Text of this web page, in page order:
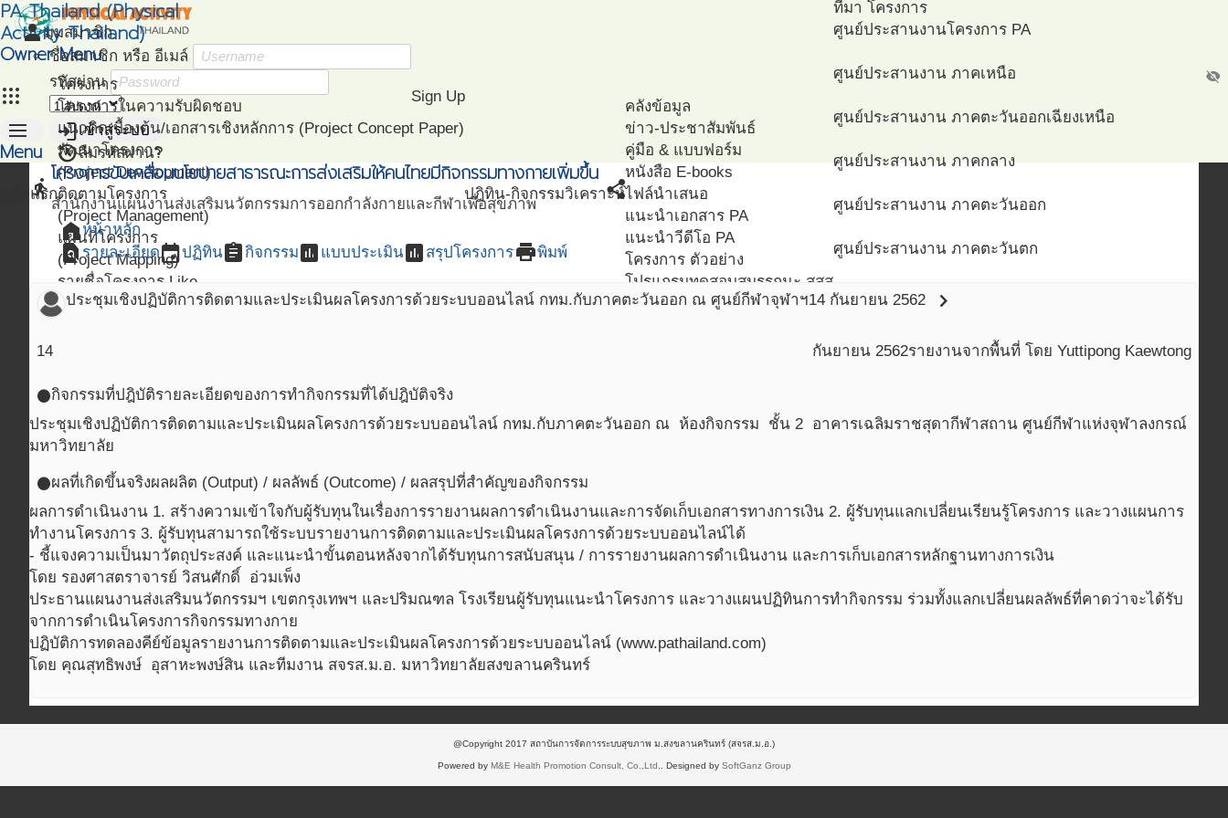
PA Thailand (Physical
Activity Thailand)
Owner Menu
apps
personมุมสมาชิก
ชื่อสมาชิก หรือ อีเมล์
รหัสผ่าน
visibility_off
loginเข้าสู่ระบบ
restoreลืมรหัสผ่าน?
Sign Up
menu
Menu
หน้าแรก
โครงการ
โครงการในความรับผิดชอบ
แนวคิดเบื้องต้น/เอกสารเชิงหลักการ (Project Concept Paper)
พัฒนาโครงการ
(Project Development)
ติดตามโครงการ
(Project Management)
แผนที่โครงการ
(Project Mapping)
รายชื่อโครงการ Like
(Like Project)
ปฎิทิน-กิจกรรมวิเคราะห์
คลังข้อมูล
ข่าว-ประชาสัมพันธ์
คู่มือ & แบบฟอร์ม
หนังสือ E-books
ไฟล์นำเสนอ
แนะนำเอกสาร PA
แนะนำวีดีโอ PA
โครงการ ตัวอย่าง
โปรแกรมทดสอบสมรรถนะ สสส
ที่มา โครงการ
ศูนย์ประสานงานโครงการ PA
ศูนย์ประสานงาน ภาคเหนือ
ศูนย์ประสานงาน ภาคตะวันออกเฉียงเหนือ
ศูนย์ประสานงาน ภาคกลาง
ศูนย์ประสานงาน ภาคตะวันออก
ศูนย์ประสานงาน ภาคตะวันตก
ศูนย์ประสานงาน ภาคใต้
ศูนย์ประสานงาน กรุงเทพมหานคร
directions_run
โครงการขับเคลื่อนนโยบายสาธารณะการส่งเสริมให้คนไทยมีกิจกรรมทางกายเพิ่มขึ้น
สำนักงานแผนงานส่งเสริมนวัตกรรมการออกกำลังกายและกีฬาเพื่อสุขภาพ
share
homeหน้าหลัก
find_in_pageรายละเอียดeventปฏิทินassignmentกิจกรรมassessment แบบประเมินassessment สรุปโครงการprintพิมพ์
ประชุมเชิงปฏิบัติการติดตามและประเมินผลโครงการด้วยระบบออนไลน์ กทม.กับภาคตะวันออก ณ ศูนย์กีฬาจุฬาฯ14 กันยายน 2562 chevron_right
14 กันยายน 2562รายงานจากพื้นที่ โดย Yuttipong Kaewtong
circleกิจกรรมที่ปฎิบัติรายละเอียดของการทำกิจกรรมที่ได้ปฎิบัติจริง
ประชุมเชิงปฏิบัติการติดตามและประเมินผลโครงการด้วยระบบออนไลน์ กทม.กับภาคตะวันออก ณ ห้องกิจกรรม ชั้น 2 อาคารเฉลิมราชสุดากีฬาสถาน ศูนย์กีฬาแห่งจุฬาลงกรณ์
มหาวิทยาลัย
circleผลที่เกิดขึ้นจริงผลผลิต (Output) / ผลลัพธ์ (Outcome) / ผลสรุปที่สำคัญของกิจกรรม
ผลการดำเนินงาน 1. สร้างความเข้าใจกับผู้รับทุนในเรื่องการรายงานผลการดำเนินงานและการจัดเก็บเอกสารทางการเงิน 2. ผู้รับทุนแลกเปลี่ยนเรียนรู้โครงการ และวางแผนการ
ทำงานโครงการ 3. ผู้รับทุนสามารถใช้ระบบรายงานการติดตามและประเมินผลโครงการด้วยระบบออนไลน์ได้
- ชี้แจงความเป็นมาวัตถุประสงค์ และแนะนำขั้นตอนหลังจากได้รับทุนการสนับสนุน / การรายงานผลการดำเนินงาน และการเก็บเอกสารหลักฐานทางการเงิน
โดย รองศาสตราจารย์ วิสนศักดิ์ อ่วมเพ็ง
ประธานแผนงานส่งเสริมนวัตกรรมฯ เขตกรุงเทพฯ และปริมณฑล โรงเรียนผู้รับทุนแนะนำโครงการ และวางแผนปฏิทินการทำกิจกรรม ร่วมทั้งแลกเปลี่ยนผลลัพธ์ที่คาดว่าจะได้รับ
จากการดำเนินโครงการกิจกรรมทางกาย
ปฏิบัติการทดลองคีย์ข้อมูลรายงานการติดตามและประเมินผลโครงการด้วยระบบออนไลน์ (www.pathailand.com)
โดย คุณสุทธิพงษ์ อุสาหะพงษ์สิน และทีมงาน สจรส.ม.อ. มหาวิทยาลัยสงขลานครินทร์
@Copyright 2017 สถาบันการจัดการระบบสุขภาพ ม.สงขลานครินทร์ (สจรส.ม.อ.)
Powered by M&E Health Promotion Consult, Co.,Ltd. . Designed by SoftGanz Group